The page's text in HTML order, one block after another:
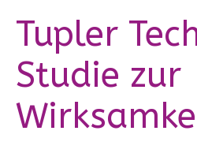
Tupler
Studie zur